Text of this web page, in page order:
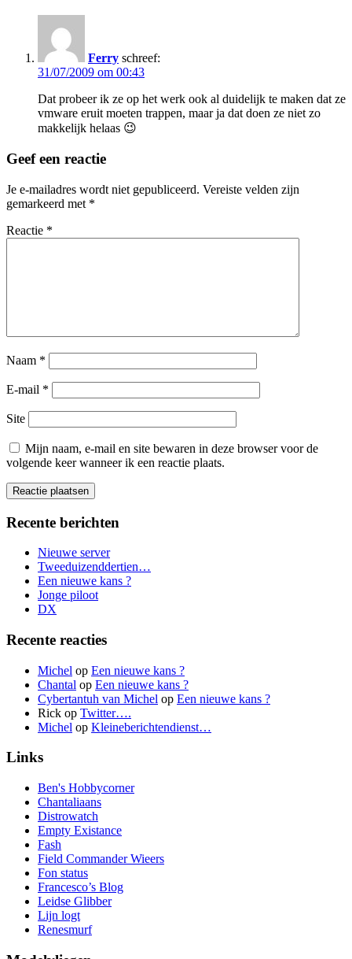
Ferry schreef:
31/07/2009 om 00:43
Dat probeer ik ze op het werk ook al duidelijk te maken dat ze
vmware eruit moeten trappen, maar ja dat doen ze niet zo
makkelijk helaas 😉
Geef een reactie
Je e-mailadres wordt niet gepubliceerd. Vereiste velden zijn
gemarkeerd met *
Reactie *
Naam *
E-mail *
Site
Mijn naam, e-mail en site bewaren in deze browser voor de
volgende keer wanneer ik een reactie plaats.
Recente berichten
Nieuwe server
Tweeduizenddertien…
Een nieuwe kans ?
Jonge piloot
DX
Recente reacties
Michel op Een nieuwe kans ?
Chantal op Een nieuwe kans ?
Cybertantuh van Michel op Een nieuwe kans ?
Rick op Twitter….
Michel op Kleineberichtendienst…
Links
Ben's Hobbycorner
Chantaliaans
Distrowatch
Empty Existance
Fash
Field Commander Wieers
Fon status
Francesco’s Blog
Leidse Glibber
Lijn logt
Renesmurf